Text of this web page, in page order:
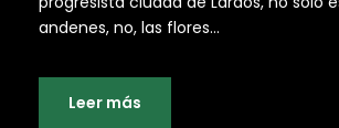
andenes, no, las flores...
Leer más